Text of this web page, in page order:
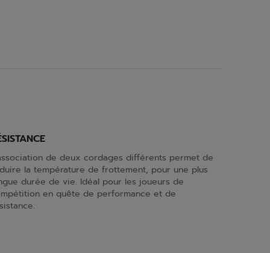
de deux cordages différents permet de
la température de frottement, pour une plus
durée de vie. Idéal pour les joueurs de
en quête de performance et de